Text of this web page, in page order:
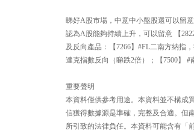
睇好A股市場，中意中小盤股還可以留意
認為A股能夠持續上升，可以留意 【
及反向產品：【7266】#FL二南方納指
達克指數反向（睇跌2倍）；【7500】
重要聲明
本資料僅供參考用途。本資料並不構成
信獲得數據源是準確，完整及合適。但
所引致的法律負任。本資料可能含有「